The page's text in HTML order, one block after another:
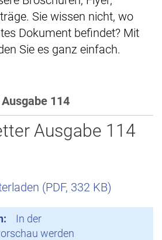
Sie wissen nicht, wo
Dokument befindet? Mit
Sie es ganz einfach.
114
Ausgabe 114
(PDF, 332 KB)
In der
werden